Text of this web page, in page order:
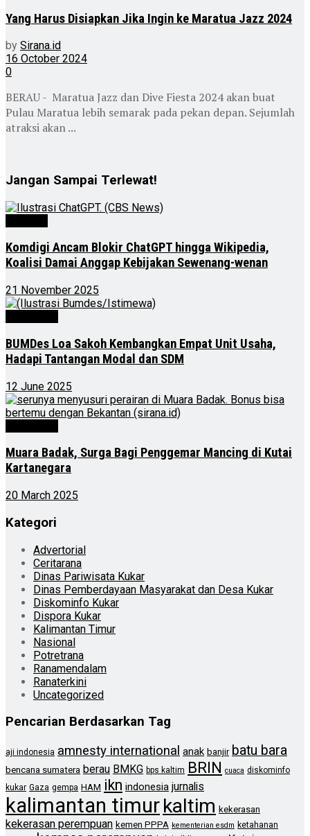
Yang Harus Disiapkan Jika Ingin ke Maratua Jazz 2024
by Sirana.id
16 October 2024
0
BERAU - Maratua Jazz dan Dive Fiesta 2024 akan buat
Pulau Maratua lebih semarak pada pekan depan. Sejumlah
atraksi akan ...
Jangan Sampai Terlewat!
Komdigi Ancam Blokir ChatGPT hingga Wikipedia,
Koalisi Damai Anggap Kebijakan Sewenang-wenan
21 November 2025
BUMDes Loa Sakoh Kembangkan Empat Unit Usaha,
Hadapi Tantangan Modal dan SDM
12 June 2025
Muara Badak, Surga Bagi Penggemar Mancing di Kutai
Kartanegara
20 March 2025
Kategori
Advertorial
Ceritarana
Dinas Pariwisata Kukar
Dinas Pemberdayaan Masyarakat dan Desa Kukar
Diskominfo Kukar
Dispora Kukar
Kalimantan Timur
Nasional
Potretrana
Ranamendalam
Ranaterkini
Uncategorized
Pencarian Berdasarkan Tag
aji indonesia amnesty international anak banjir batu bara
bencana sumatera berau BMKG bps kaltim BRIN cuaca diskominfo
kukar Gaza gempa HAM ikn indonesia jurnalis
kalimantan timurkaltim kekerasan
kekerasan perempuan kemen PPPA kementerian esdm ketahanan